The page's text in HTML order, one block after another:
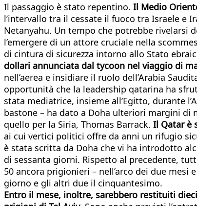
Il passaggio è stato repentino. Il Medio
l’intervallo tra il cessate il fuoco tra Israele e
Netanyahu. Un tempo che potrebbe rivelarsi
l’emergere di un attore cruciale nella
di cintura di sicurezza intorno allo Stato
dollari annunciata dal tycoon nel viaggio di
nell’aerea e insidiare il ruolo dell’Arabia
opportunità che la leadership qatarina ha
stata mediatrice, insieme all’Egitto, durante
bastone – ha dato a Doha ulteriori margini di
quello per la Siria, Thomas Barrack. Il Qatar è
ai cui vertici politici offre da anni un rifugio
è stata scritta da Doha che vi ha introdotto
di sessanta giorni. Rispetto al precedente,
50 ancora prigionieri – nell’arco dei due
giorno e gli altri due il cinquantesimo.
Entro il mese, inoltre, sarebbero restituiti